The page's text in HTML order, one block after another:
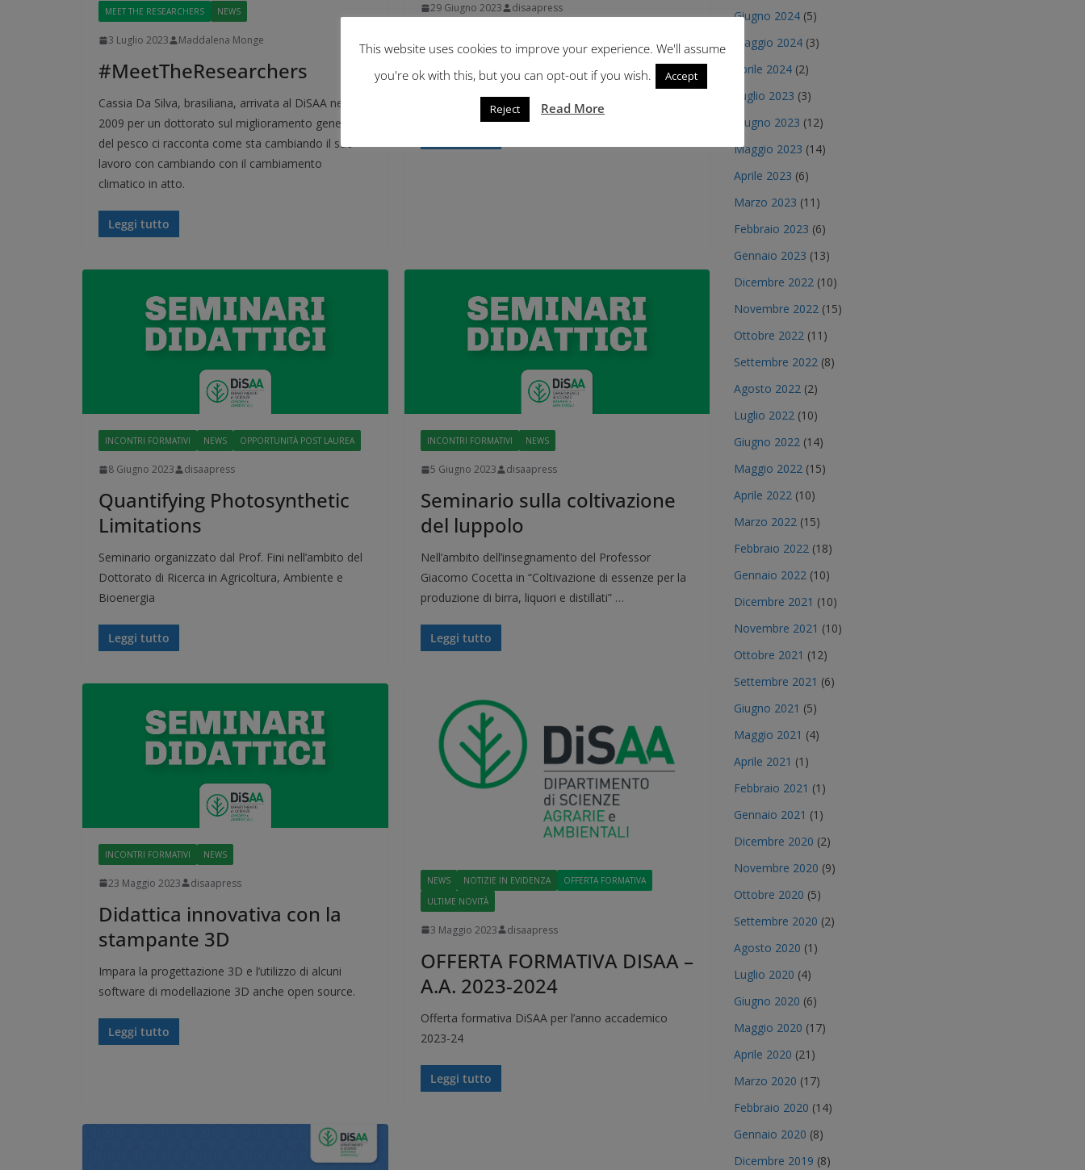
MEET THE RESEARCHERS NEWS
3 Luglio 2023 Maddalena Monge
#MeetTheResearchers
Cassia Da Silva, brasiliana, arrivata al DiSAA nel
2009 per un dottorato sul miglioramento genetico
del pesco ci racconta come sta cambiando il suo
lavoro con cambiando con il cambiamento
climatico in atto.
Leggi tutto
29 Giugno 2023 disaapress
Borse di Studio per Giovani
Promettenti Laureati
Borse di Studio per Giovani Promettenti Laureati
INCONTRI FORMATIVI NEWS OPPORTUNITÀ POST LAUREA
8 Giugno 2023 disaapress
Quantifying Photosynthetic
Limitations
Seminario organizzato dal Prof. Fini nell’ambito del
Dottorato di Ricerca in Agricoltura, Ambiente e
Bioenergia
Leggi tutto
INCONTRI FORMATIVI NEWS
5 Giugno 2023 disaapress
Seminario sulla coltivazione
del luppolo
Nell’ambito dell’insegnamento del Professor
Giacomo Cocetta in “Coltivazione di essenze per la
produzione di birra, liquori e distillati” …
Leggi tutto
INCONTRI FORMATIVI NEWS
23 Maggio 2023 disaapress
Didattica innovativa con la
stampante 3D
Impara la progettazione 3D e l’utilizzo di alcuni
software di modellazione 3D anche open source.
Leggi tutto
NEWS NOTIZIE IN EVIDENZA
OFFERTA FORMATIVA
ULTIME NOVITÀ
3 Maggio 2023 disaapress
OFFERTA FORMATIVA DISAA –
A.A. 2023-2024
Offerta formativa DiSAA per l’anno accademico
2023-24
Leggi tutto
Giugno 2024 (5)
Maggio 2024 (3)
Aprile 2024 (2)
Luglio 2023 (3)
Giugno 2023 (12)
Maggio 2023 (14)
Aprile 2023 (6)
Marzo 2023 (11)
Febbraio 2023 (6)
Gennaio 2023 (13)
Dicembre 2022 (10)
Novembre 2022 (15)
Ottobre 2022 (11)
Settembre 2022 (8)
Agosto 2022 (2)
Luglio 2022 (10)
Giugno 2022 (14)
Maggio 2022 (15)
Aprile 2022 (10)
Marzo 2022 (15)
Febbraio 2022 (18)
Gennaio 2022 (10)
Dicembre 2021 (10)
Novembre 2021 (10)
Ottobre 2021 (12)
Settembre 2021 (6)
Giugno 2021 (5)
Maggio 2021 (4)
Aprile 2021 (1)
Febbraio 2021 (1)
Gennaio 2021 (1)
Dicembre 2020 (2)
Novembre 2020 (9)
Ottobre 2020 (5)
Settembre 2020 (2)
Agosto 2020 (1)
Luglio 2020 (4)
Giugno 2020 (6)
Maggio 2020 (17)
Aprile 2020 (21)
Marzo 2020 (17)
Febbraio 2020 (14)
Gennaio 2020 (8)
Dicembre 2019 (8)
This website uses cookies to improve your experience. We'll assume
you're ok with this, but you can opt-out if you wish.
Accept
Reject Read More